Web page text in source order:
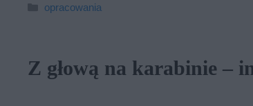
Kategorie
opracowania
Z głową na karabinie –